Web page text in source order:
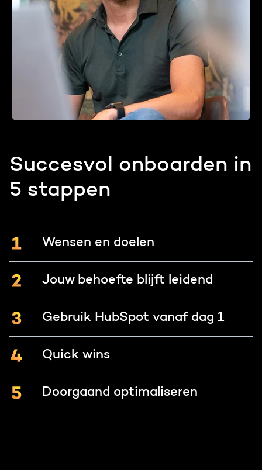
Succesvol onboarden in
5 stappen
Wensen en doelen
Jouw behoefte blijft leidend
Gebruik HubSpot vanaf dag 1
Quick wins
Doorgaand optimaliseren